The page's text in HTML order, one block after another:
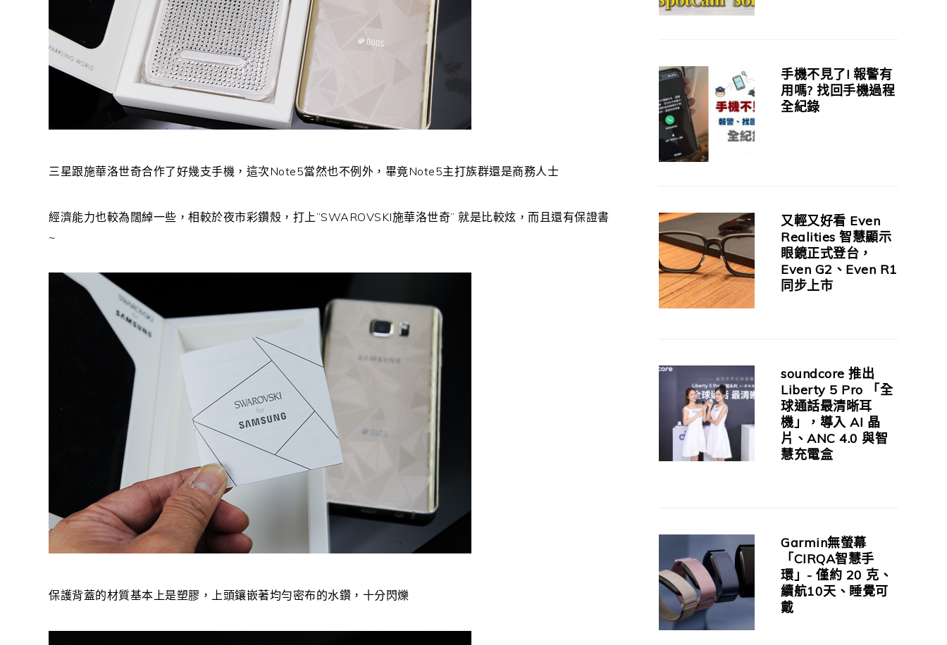
三星跟施華洛世奇合作了好幾支手機，這次Note5當然也不例外，畢竟Note5主打族群還是商務人士
經濟能力也較為闊綽一些，相較於夜市彩鑽殼，打上”SWAROVSKI施華洛世奇” 就是比較炫，而且還有保證書
~
保護背蓋的材質基本上是塑膠，上頭鑲嵌著均勻密布的水鑽，十分閃爍
手機不見了! 報警有
用嗎? 找回手機過程
全紀錄
又輕又好看 Even
Realities 智慧顯示
眼鏡正式登台，
Even G2、Even R1
同步上市
soundcore 推出
Liberty 5 Pro 「全
球通話最清晰耳
機」，導入 AI 晶
片、ANC 4.0 與智
慧充電盒
Garmin無螢幕
「CIRQA智慧手
環」- 僅約 20 克、
續航10天、睡覺可
戴